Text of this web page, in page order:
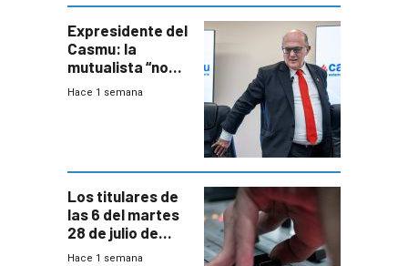
seguridad
Expresidente del
Casmu: la
mutualista “no
está para pagar”
Hace 1 semana
Los titulares de
las 6 del martes
28 de julio de
2026
Hace 1 semana